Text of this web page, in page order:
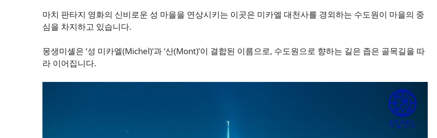
마치 판타지 영화의 신비로운 성 마을을 연상시키는 이곳은 미카엘 대천사를 경외하는 수도원이 마을의 중
심을 차지하고 있습니다.
몽생미셸은 ‘성 미카엘(Michel)’과 ‘산(Mont)’이 결합된 이름으로, 수도원으로 향하는 길은 좁은 골목길을 따
라 이어집니다.